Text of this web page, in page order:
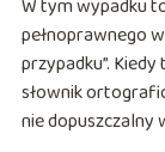
W tym wypadku
pełnoprawnego
przypadku”.
słownik
nie dopuszczalny